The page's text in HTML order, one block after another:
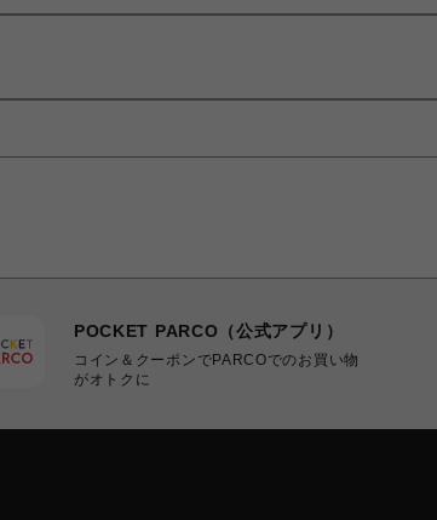
POCKET PARCO（公式アプリ）
コイン＆クーポンでPARCOでのお買い物
がオトクに